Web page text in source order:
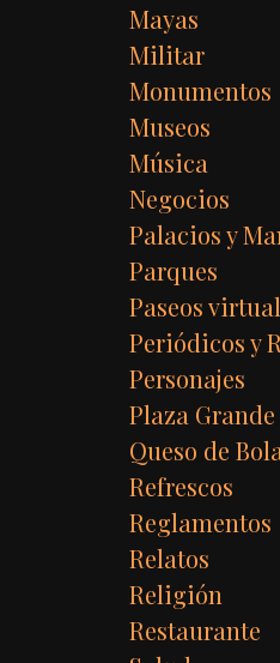
Mayas
Militar
Monumentos
Museos
Música
Negocios
Palacios y
Parques
Paseos
Periódicos y
Personajes
Plaza Grande
Queso de Bola
Refrescos
Reglamentos
Relatos
Religión
Restaurante